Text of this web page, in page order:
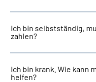
Ich bin selbstständig,
zahlen?
Ich bin krank. Wie kann
helfen?